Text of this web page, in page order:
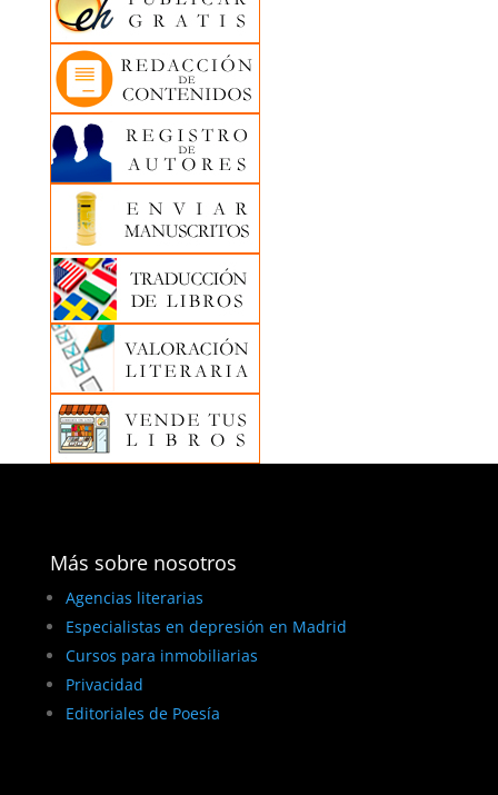
Más sobre nosotros
Agencias literarias
Especialistas en depresión en Madrid
Cursos para inmobiliarias
Privacidad
Editoriales de Poesía